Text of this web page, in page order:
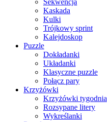
Kaskada
Kulki
Trójkowy sprint
Kalejdoskop
Puzzle
Dokładanki
Układanki
Klasyczne puzzle
Połącz pary
Krzyżówki
Krzyżówki tygodnia
Rozsypane litery
Wykreślanki